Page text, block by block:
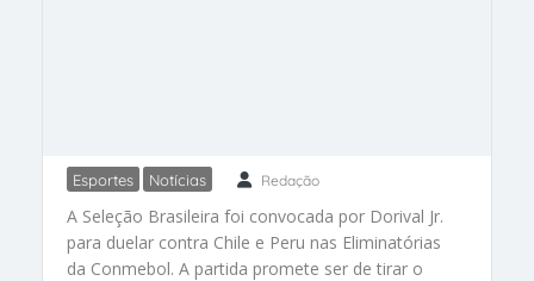
Seleção Brasileira convocada
para duelos cruciais nas
Eliminatórias contra Chile e Peru
Esportes Notícias Redação
A Seleção Brasileira foi convocada por Dorival Jr.
para duelar contra Chile e Peru nas Eliminatórias
da Conmebol. A partida promete ser de tirar o